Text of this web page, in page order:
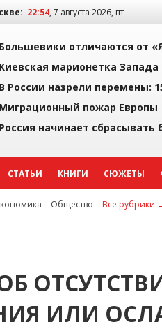
22:54, 7 августа 2026, пт
Большевики отличаются от
Киевская марионетка Запада
В России назрели перемены:
Миграционный пожар
Россия начинает
СТАТЬИ КНИГИ СЮЖЕТЫ
Общество Все рубрики
ИЛИ